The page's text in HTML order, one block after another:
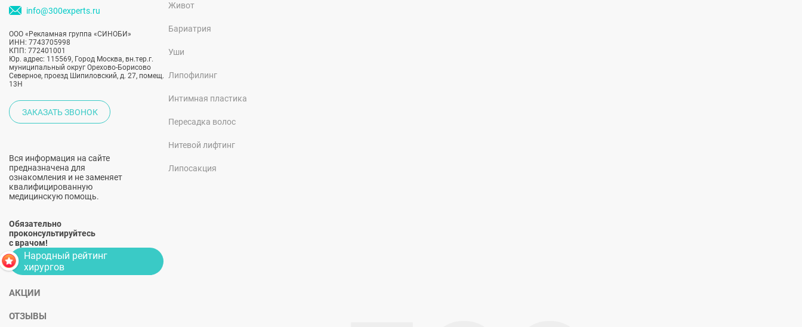
info@300experts.ru
ООО «Рекламная группа «СИНОБИ»
ИНН: 7743705998
КПП: 772401001
Юр. адрес: 115569, Город Москва, вн.тер.г.
муниципальный округ Орехово-Борисово
Северное, проезд Шипиловский, д. 27, помещ.
13Н
ЗАКАЗАТЬ ЗВОНОК
Вся информация на сайте
предназначена для
ознакомления и не заменяет
квалифицированную
медицинскую помощь.
Обязательно
проконсультируйтесь
с врачом!
Живот
Бариатрия
Уши
Липофилинг
Интимная пластика
Пересадка волос
Нитевой лифтинг
Липосакция
Народный рейтинг
хирургов
АКЦИИ
ОТЗЫВЫ